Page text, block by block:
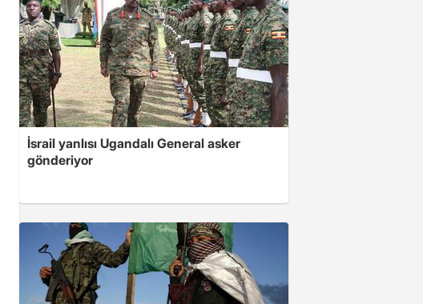
İsrail yanlısı Ugandalı General asker
gönderiyor